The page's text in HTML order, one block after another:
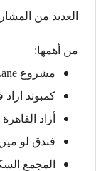
العديد من
من أهمها:
مشروع Urban Business Lane.
كمبوند ازاد
أزاد
فندق لو
المجمع